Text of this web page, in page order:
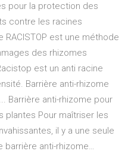
pour la protection des
contre les racines
est une méthode
des rhizomes
est un anti racine
Barrière anti-rhizome
Barrière anti-rhizome pour
plantes Pour maîtriser les
il y a une seule
barrière anti-rhizome…